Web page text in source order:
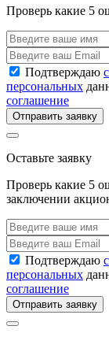
Проверь какие 5
Подтверждаю
персональных
соглашение
Отправить заявку
Оставьте заявку
Проверь какие 5
заключении
Подтверждаю
персональных
соглашение
Отправить заявку